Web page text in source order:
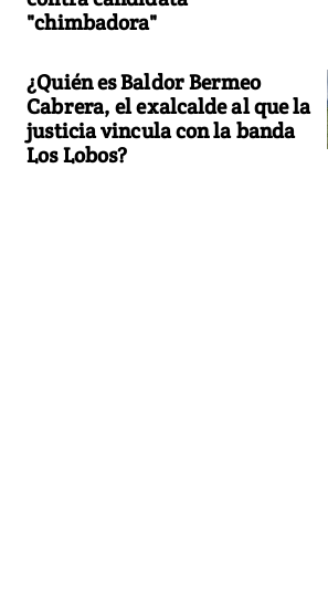
"chimbadora"
¿Quién es Baldor Bermeo
Cabrera, el exalcalde al que la
justicia vincula con la banda
Los Lobos?